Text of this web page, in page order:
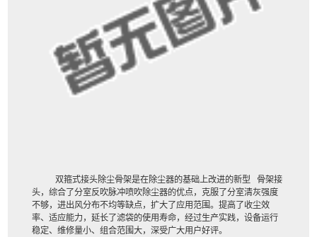
双箍式接头除尘骨架是在除尘器的基础上改进的新型 骨架接
头，综合了分室反吹脉冲喷吹除尘器的优点，克服了分室清灰强度
不够，进出风分布不均等缺点，扩大了应用范围。提高了收尘效
率、适应能力，延长了滤袋的使用寿命，经过生产实践，设备运行
稳定、维修量小、组合范围大，深受广大用户好评。